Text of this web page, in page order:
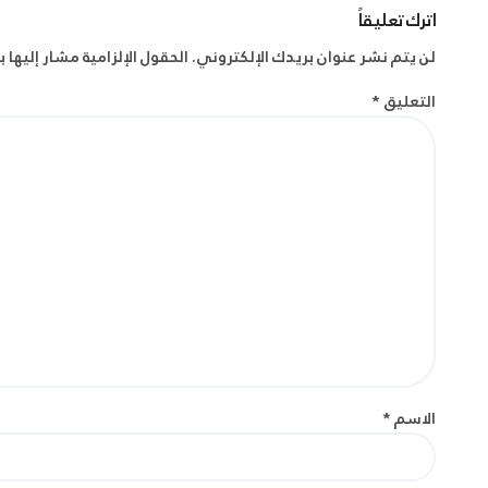
اترك تعليقاً
لن يتم نشر عنوان بريدك الإلكتروني.الحقول الإلزامية مشار إليها
التعليق*
الاسم*